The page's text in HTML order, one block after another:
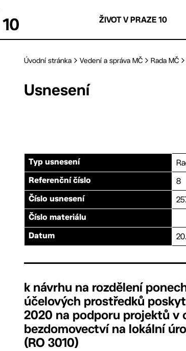
ŽIVOT V PRAZE 10
Úvodní stránka Vedení a správa MČ Rada MČ
Usnesení
Typ usnesení
Referenční číslo 8
Číslo usnesení
Číslo materiálu
Datum
k návrhu na rozdělení
účelových prostředků
2020 na podporu projektů v
bezdomovectví na lokální
(RO 3010)